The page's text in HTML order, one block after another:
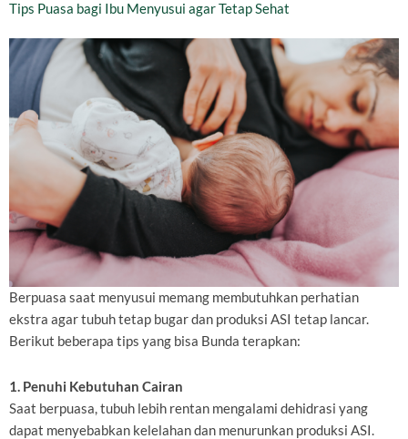
Tips Puasa bagi Ibu Menyusui agar Tetap Sehat
Berpuasa saat menyusui memang membutuhkan perhatian
ekstra agar tubuh tetap bugar dan produksi ASI tetap lancar.
Berikut beberapa tips yang bisa Bunda terapkan:
1. Penuhi Kebutuhan Cairan
Saat berpuasa, tubuh lebih rentan mengalami dehidrasi yang
dapat menyebabkan kelelahan dan menurunkan produksi ASI.